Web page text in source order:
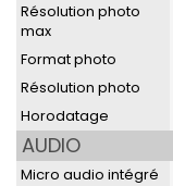
Résolution photo
max
Format photo
Résolution photo
Horodatage
AUDIO
Micro audio intégré